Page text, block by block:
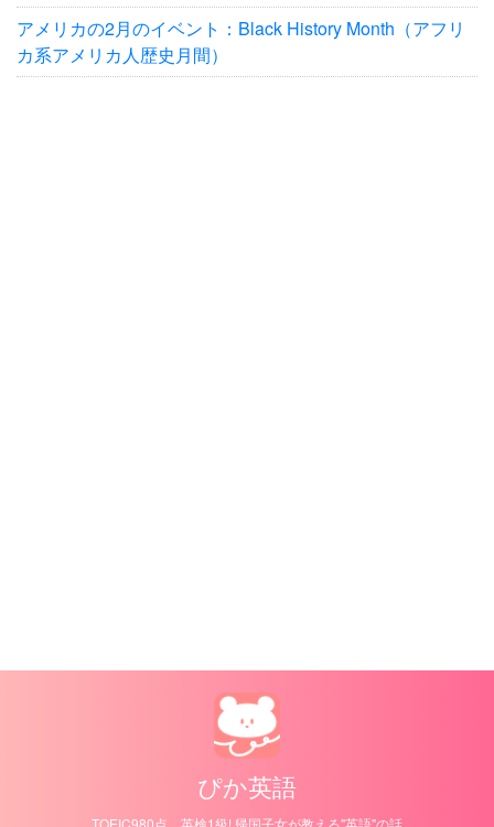
アメリカの2月のイベント：Black History Month（アフリ
カ系アメリカ人歴史月間）
ぴか英語